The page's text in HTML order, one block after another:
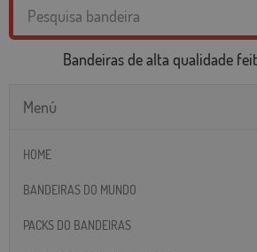
Bandeiras de alta qualidade
Menú
HOME
BANDEIRAS DO MUNDO
PACKS DO BANDEIRAS